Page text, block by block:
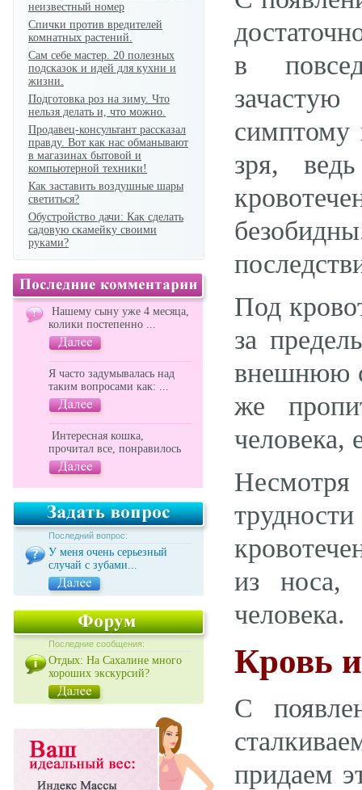
неизвестный номер
Спички против вредителей
комнатных растений.
Сам себе мастер. 20 полезных
подсказок и идей для кухни и
жизни.
Подготовка роз на зиму. Что
нельзя делать и, что можно.
Продавец-консультант рассказал
правду. Вот как нас обманывают
в магазинах бытовой и
компьютерной техники!
Как заставить воздушные шары
светиться?
Обустройство дачи: Как сделать
садовую скамейку своими
руками?
Нашему сыну уже 4 месяца,
колики постепенно ...
Я часто задумывалась над
таким вопросами как: ...
Интересная кошка,
прочитал все, понравилось
Последний вопрос:
У меня очень серьезный
случай с зубами...
Последние сообщения:
Отдых: На Сахалине много
хороших экскурсий?
в
симптому
зря,
Под
за
внешнюю
же
человека,
из носа,
человека.
Кровь
С
придаем